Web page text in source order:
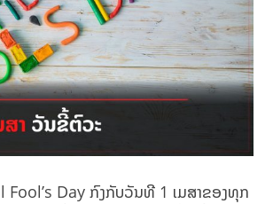
Day ກົງກັບວັນທີ 1 ເມສາຂອງທຸກ